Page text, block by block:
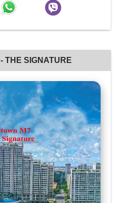
THE SIGNATURE